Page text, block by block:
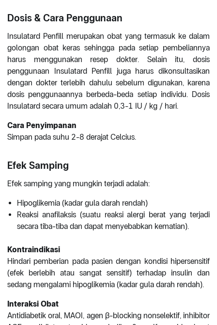
Dosis & Cara Penggunaan
Insulatard Penfill merupakan obat yang termasuk ke dalam
golongan obat keras sehingga pada setiap pembeliannya
harus menggunakan resep dokter. Selain itu, dosis
penggunaan Insulatard Penfill juga harus dikonsultasikan
dengan dokter terlebih dahulu sebelum digunakan, karena
dosis penggunaannya berbeda-beda setiap individu. Dosis
Insulatard secara umum adalah 0,3-1 IU / kg / hari.
Cara Penyimpanan
Simpan pada suhu 2-8 derajat Celcius.
Efek Samping
Efek samping yang mungkin terjadi adalah:
Hipoglikemia (kadar gula darah rendah)
Reaksi anafilaksis (suatu reaksi alergi berat yang terjadi
secara tiba-tiba dan dapat menyebabkan kematian).
Kontraindikasi
Hindari pemberian pada pasien dengan kondisi hipersensitif
(efek berlebih atau sangat sensitif) terhadap insulin dan
sedang mengalami hipoglikemia (kadar gula darah rendah).
Interaksi Obat
Antidiabetik oral, MAOI, agen β-blocking nonselektif, inhibitor